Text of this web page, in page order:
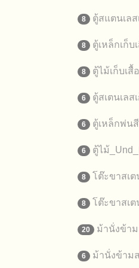
8 ตู้สแตนเล
8 ตู้เหล็กเก็บ
8 ตู้ไม้เก็บเสื้
6 ตู้สเตนเลส
6 ตู้เหล็กพ่น
6 ตู้ไม้
8 โต๊ะขาสเ
8 โต๊ะขาสเ
20 ม้านั่งข้าม
6 ม้านั่งข้าม